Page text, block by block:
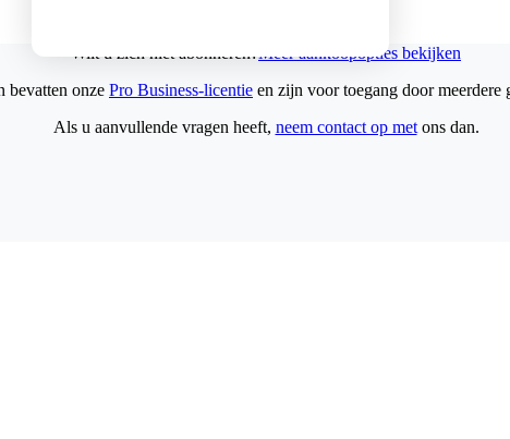
Wilt u zich niet abonneren?Meer aankoopopties bekijken
bevatten onze Pro Business-licentie en zijn voor toegang door meerdere
Als u aanvullende vragen heeft, neem contact op metons dan.